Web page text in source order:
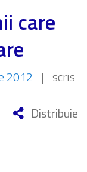
care
2012 | scris
Distribuie